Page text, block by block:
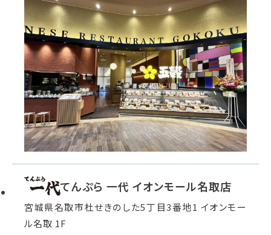
てんぷら 一代 イオンモール名取店
宮城県名取市杜せきのした5丁目3番地1 イオンモー
ル名取 1F